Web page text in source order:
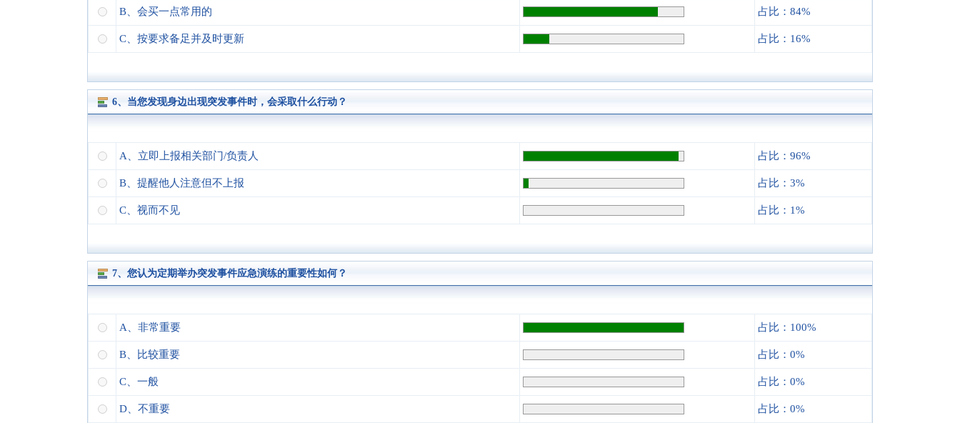
B、会买一点常用的 占比：84%
C、按要求备足并及时更新 占比：16%
6、当您发现身边出现突发事件时，会采取什么行动？
A、立即上报相关部门/负责人 占比：96%
B、提醒他人注意但不上报 占比：3%
C、视而不见 占比：1%
7、您认为定期举办突发事件应急演练的重要性如何？
A、非常重要 占比：100%
B、比较重要 占比：0%
C、一般 占比：0%
D、不重要 占比：0%